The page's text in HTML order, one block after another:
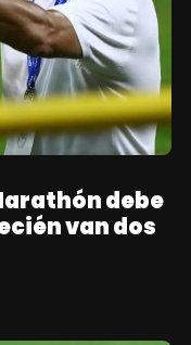
debe
van dos